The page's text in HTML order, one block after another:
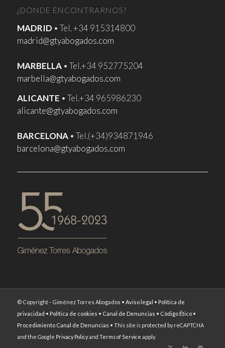
¿DONDE ENCONTRARNOS?
MADRID • Tel. +34 915314800
madrid@gtyabogados.com
MARBELLA• Tel.+34 952775204
marbella@gtyabogados.com
ALICANTE • Tel.+34 965986230
alicante@gtyabogados.com
BARCELONA• Tel.(+34)934871946
barcelona@gtyabogados.com
© Copyright - Giménez Torres Abogados • Aviso legal • Política de
privacidad • Política de cookies • Canal de Denuncias • Código Ético•
Procedimiento Canal de Denuncias • This site is protected by reCAPTCHA
and the Google Privacy Policyand Terms of Service apply.